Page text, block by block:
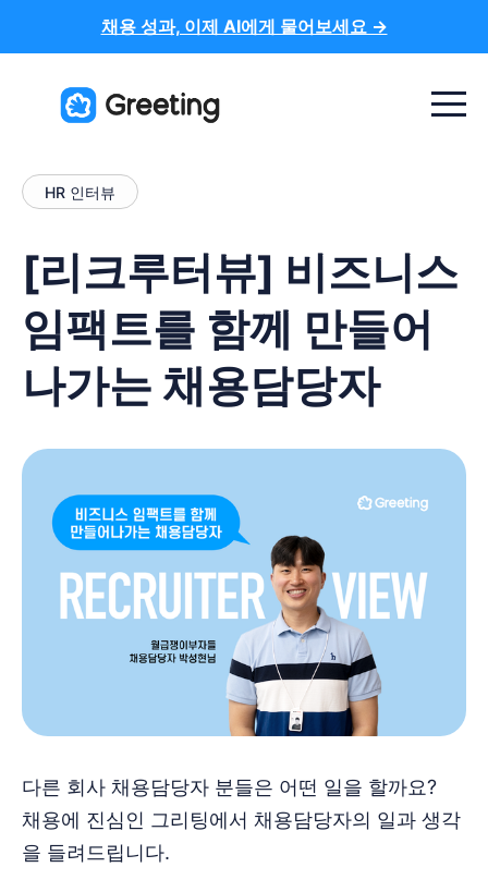
채용 성과, 이제 AI에게 물어보세요 →
Menu
HR 인터뷰
[리크루터뷰] 비즈니스
임팩트를 함께 만들어
나가는 채용담당자
다른 회사 채용담당자 분들은 어떤 일을 할까요?
채용에 진심인 그리팅에서 채용담당자의 일과 생각
을 들려드립니다.